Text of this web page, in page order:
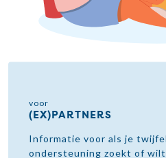
voor
(EX)PARTNERS
Informatie voor als je
ondersteuning zoekt of